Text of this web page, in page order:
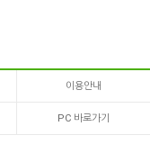
이용안내
PC 바로가기